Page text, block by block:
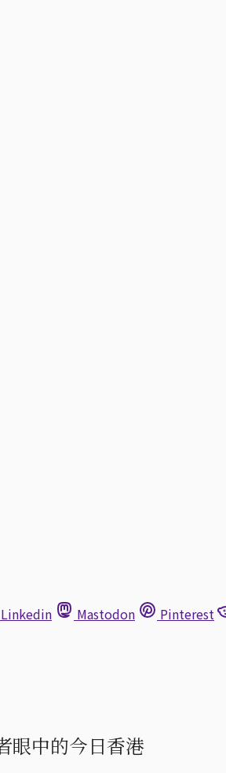
Linkedin Mastodon Pinterest
眼中的今日香港